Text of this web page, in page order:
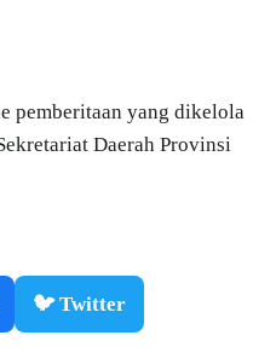
pemberitaan yang dikelola
Daerah Provinsi
🐦 Twitter